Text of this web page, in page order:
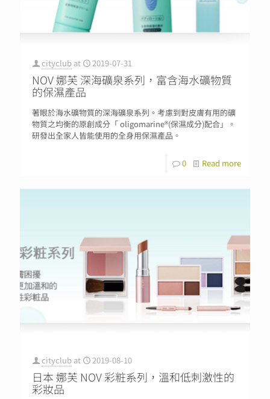
cityclub at 2019-07-31
NOV 娜芙 深海礦泉系列，富含海水礦物質
的保濕產品
著眼於海水礦物質的深海礦泉系列。考慮到對皮膚有用的礦
物質之均衡的原創成分「 oligomarine®(保濕成分)配合」。
研發出全家人皆能使用的全身用保濕產品。
0 Read more
cityclub at 2019-08-10
日本 娜芙 NOV 彩粧系列，溫和低刺激性的
彩妝品